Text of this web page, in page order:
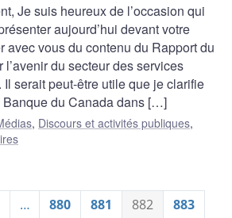
Je suis heureux de l’occasion qui
aujourd’hui devant votre
avec vous du contenu du Rapport du
du secteur des services
serait peut-être utile que je clarifie
Banque du Canada dans […]
, Discours et activités publiques,
… 880 881 882
883